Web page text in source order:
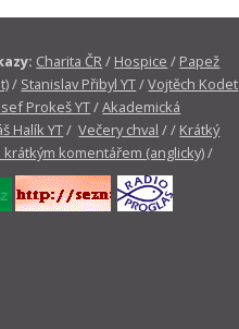
Charita ČR/ Hospice / Papež
/ Stanislav Přibyl YT/Vojtěch Kodet
Prokeš YT/Akademická
Halík YT/Večery chval / / Krátký
krátkým komentářem (anglicky)/